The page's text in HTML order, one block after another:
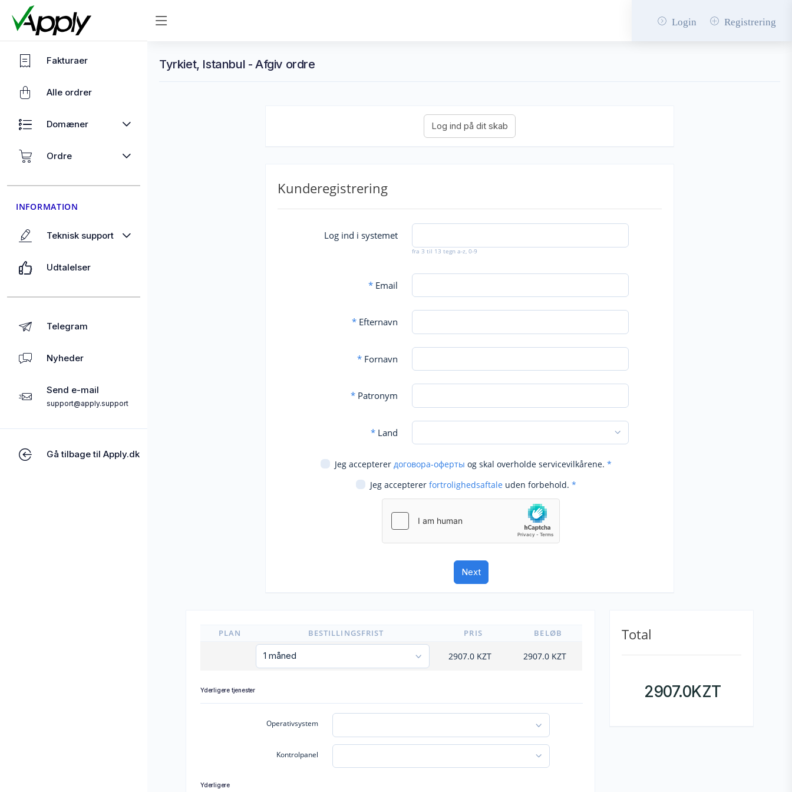
Login Registrering
Fakturaer
Alle ordrer
Domæner
Ordre
INFORMATION
Teknisk support
Udtalelser
Telegram
Nyheder
Send e-mail
support@apply.support
Gå tilbage til Apply.dk
Tyrkiet, Istanbul - Afgiv ordre
Kunderegistrering
Log ind i systemet
fra 3 til 13 tegn a-z, 0-9
*Email
*Efternavn
*Fornavn
*Patronym
*Land
Jeg accepterer договора-оферты og skal overholde servicevilkårene. *
Jeg accepterer fortrolighedsaftale uden forbehold. *
PLAN BESTILLINGSFRIST PRIS BELØB
2907.0KZT 2907.0KZT
Yderligere tjenester
Operativsystem
Kontrolpanel
Yderligere
Total
2907.0KZT